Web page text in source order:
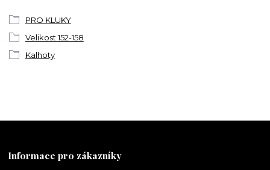
PRO KLUKY
Velikost 152-158
Kalhoty
Informace pro zákazníky